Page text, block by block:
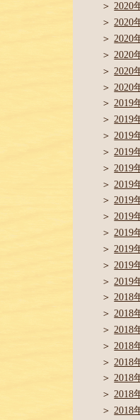
2020
2020
2020
2020
2020
2020
2019
2019
2019
2019
2019
2019
2019
2019
2019
2019
2019
2019
2018
2018
2018
2018
2018
2018
2018
2018